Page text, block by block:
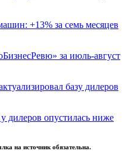
+13% за семь месяцев
за июль-август
базу дилеров
дилеров опустилась ниже
на источник обязательна.